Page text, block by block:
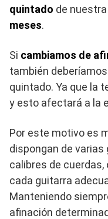
quintado de
meses.
Si cambiamos de
también
quintado. Ya que la
y esto afectará a la
Por este motivo es
dispongan de
calibres de
cada guitarra
Manteniendo
afinación